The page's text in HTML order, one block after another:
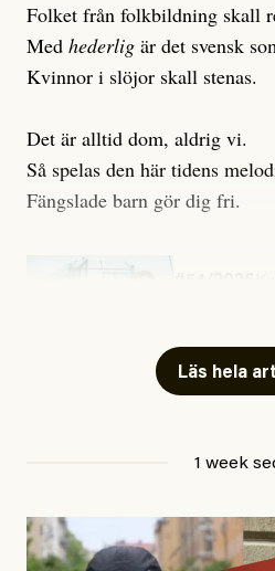
Folket från folkbildning skall
Med hederlig är det svensk
Kvinnor i slöjor skall stenas.
Det är alltid dom, aldrig vi.
Så spelas den här tidens
Fängslade barn gör dig fri.
Läs hela
1 week